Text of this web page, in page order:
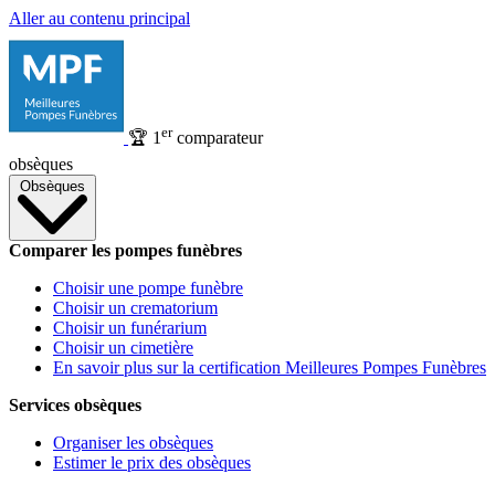
Aller au contenu principal
🏆 1 ercomparateur
obsèques
Obsèques
Comparer les pompes funèbres
Choisir une pompe funèbre
Choisir un crematorium
Choisir un funérarium
Choisir un cimetière
En savoir plus sur la certification Meilleures Pompes Funèbres
Services obsèques
Organiser les obsèques
Estimer le prix des obsèques